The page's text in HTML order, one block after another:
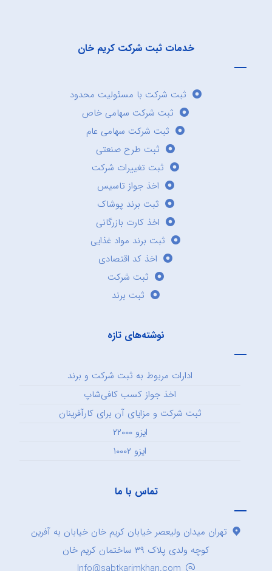
خدمات ثبت شرکت کریم خان
ثبت شرکت با مسئولیت محدود
ثبت شرکت سهامی خاص
ثبت شرکت سهامی عام
ثبت طرح صنعتی
ثبت تغییرات شرکت
اخذ جواز تاسیس
ثبت برند پوشاک
اخذ کارت بازرگانی
ثبت برند مواد غذایی
اخذ کد اقتصادی
ثبت شرکت
ثبت برند
نوشته‌های تازه
ادارات مربوط به ثبت شرکت و برند
اخذ جواز کسب کافی‌شاپ
ثبت شرکت و مزایای آن برای کارآفرینان
ایزو ۲۲۰۰۰
ایزو ۱۰۰۰۲
تماس با ما
تهران میدان ولیعصر خیابان کریم خان خیابان به آفرین
کوچه ولدی پلاک ۳۹ ساختمان کریم خان